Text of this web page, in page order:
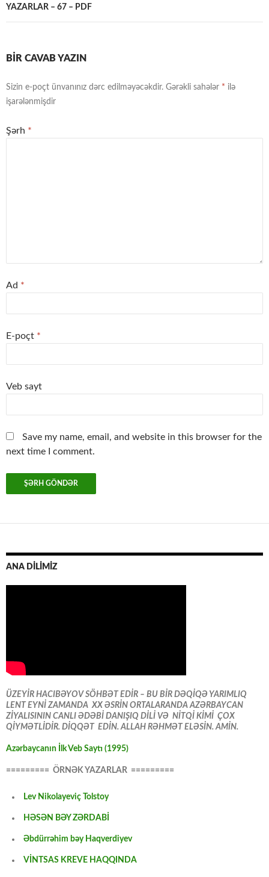
YAZARLAR – 67 – PDF
BIR CAVAB YAZIN
Sizin e-poçt ünvanınız dərc edilməyəcəkdir. Gərəkli sahələr * ilə
işarələnmişdir
Şərh *
Ad *
E-poçt *
Veb sayt
Save my name, email, and website in this browser for the
next time I comment.
ANA DİLİMİZ
ÜZEYİR HACIBƏYOV SÖHBƏT EDİR – BU BİR DƏQİQƏ YARIMLIQ
LENT EYNİ ZAMANDA XX ƏSRİN ORTALARANDA AZƏRBAYCAN
ZİYALISININ CANLI ƏDƏBİ DANIŞIQ DİLİ VƏ NİTQİ KİMİ ÇOX
QİYMƏTLİDİR. DİQQƏT EDİN. ALLAH RƏHMƏT ELƏSİN. AMİN.
Azərbaycanın İlk Veb Saytı (1995)
========= ÖRNƏK YAZARLAR =========
Lev Nikolayeviç Tolstoy
HƏSƏN BƏY ZƏRDABİ
Əbdürrəhim bəy Haqverdiyev
VİNTSAS KREVE HAQQINDA